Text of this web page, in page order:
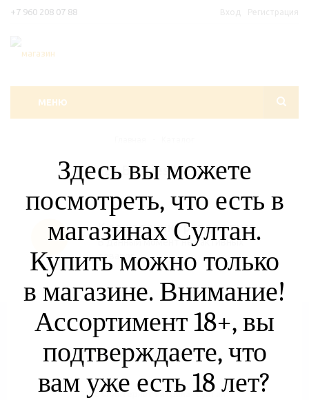
+7 960 208 07 88
МЕНЮ
Jazz Berries Ice Salt
К сожалению, раздел пуст
В данный момент нет активных
товаров
+7 960 208 07 88
2026 © Интернет витрина "Султан"
Здесь вы можете
посмотреть, что есть в
магазинах Султан.
Купить можно только
в магазине. Внимание!
Ассортимент 18+, вы
подтверждаете, что
вам уже есть 18 лет?